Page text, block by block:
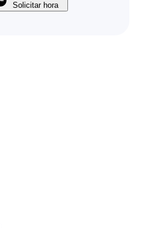
Solicitar hora